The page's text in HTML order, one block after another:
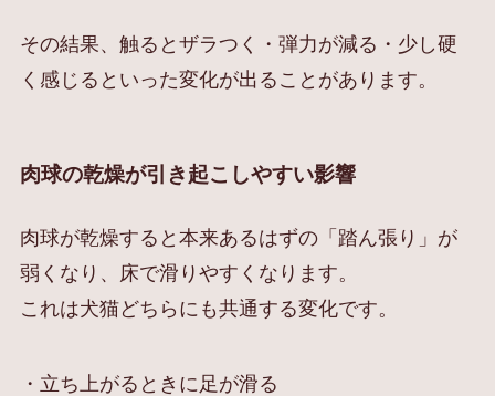
その結果、触るとザラつく・弾力が減る・少し硬
く感じるといった変化が出ることがあります。
肉球の乾燥が引き起こしやすい影響
肉球が乾燥すると本来あるはずの「踏ん張り」が
弱くなり、床で滑りやすくなります。
これは犬猫どちらにも共通する変化です。
・立ち上がるときに足が滑る